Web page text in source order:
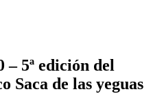
– 5ª edición del
Saca de las yeguas
en la romería?